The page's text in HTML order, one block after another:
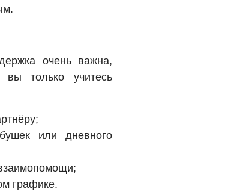
очень важна,
только учитесь
или дневного
графике.